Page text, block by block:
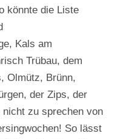
könnte die Liste
Kals am
Trübau, dem
Olmütz, Brünn,
der Zips, der
zu sprechen von
So lässt